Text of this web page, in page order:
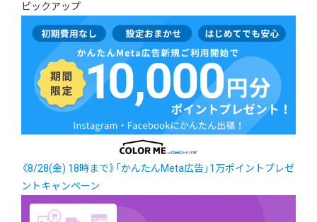
ピックアップ
《8/28(金) 18時まで》「かんたんMeta広告」1万ポイントプレゼ
ントキャンペーン